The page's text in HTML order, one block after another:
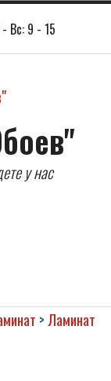
Вс: 9 - 15
у нас
>Ламинат